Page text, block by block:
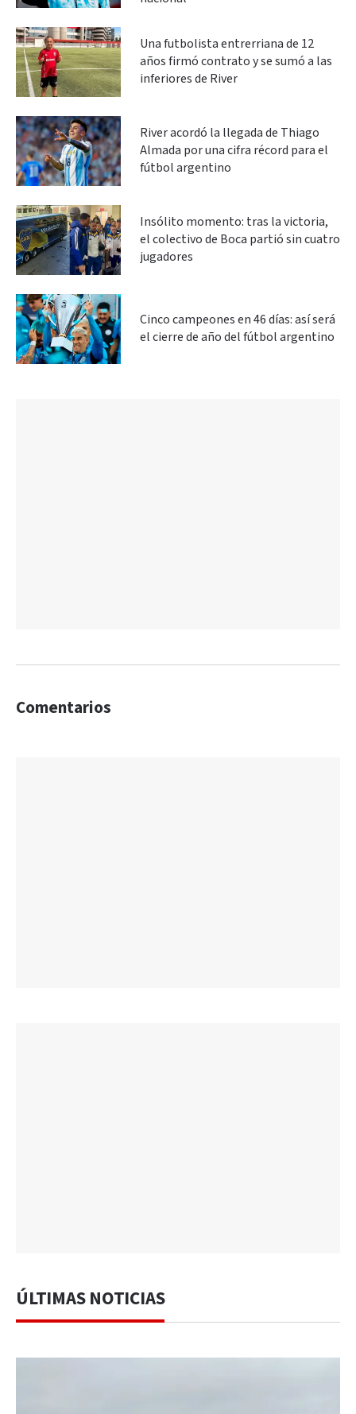
Una futbolista entrerriana de 12
años firmó contrato y se sumó a las
inferiores de River
River acordó la llegada de Thiago
Almada por una cifra récord para el
fútbol argentino
Insólito momento: tras la victoria,
el colectivo de Boca partió sin cuatro
jugadores
Cinco campeones en 46 días: así será
el cierre de año del fútbol argentino
Comentarios
ÚLTIMAS NOTICIAS